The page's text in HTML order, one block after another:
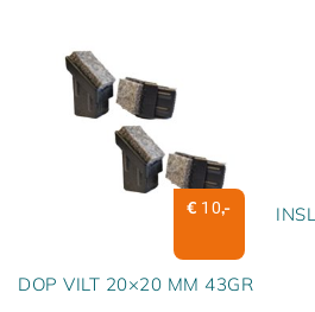
€ 10,-
DOP VILT 20×20 MM 43GR